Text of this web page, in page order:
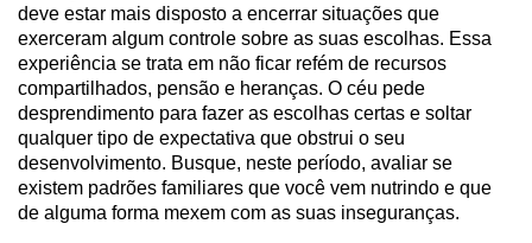
deve estar mais disposto a encerrar situações que
exerceram algum controle sobre as suas escolhas. Essa
experiência se trata em não ficar refém de recursos
compartilhados, pensão e heranças. O céu pede
desprendimento para fazer as escolhas certas e soltar
qualquer tipo de expectativa que obstrui o seu
desenvolvimento. Busque, neste período, avaliar se
existem padrões familiares que você vem nutrindo e que
de alguma forma mexem com as suas inseguranças.